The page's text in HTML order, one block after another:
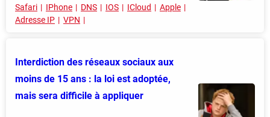
Safari IPhone DNS IOS ICloud
Apple
Adresse IP
VPN
Interdiction des réseaux sociaux aux
moins de 15 ans : la loi est adoptée,
mais sera difficile à appliquer